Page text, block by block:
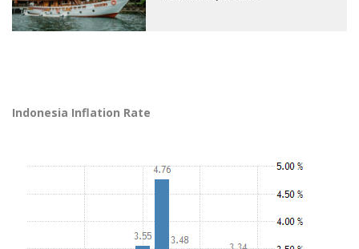
Indonesia Inflation Rate